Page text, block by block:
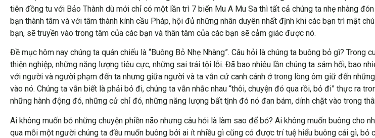
tiên đồng tu với Bảo Thành dù mới chỉ có một lần trì 7 biến Mu A Mu Sa thì tất cả chúng ta nhẹ nhàng
bạn thành tâm và với tâm thành kính cầu Pháp, hội đủ những nhân duyên nhất định khi các bạn trì mật
bạn, sẽ truyền vào trong tâm của các bạn và thân tâm của các bạn sẽ cảm giác được nó.
Đề mục hôm nay chúng ta quán chiếu là “Buông Bỏ Nhẹ Nhàng”. Câu hỏi là chúng ta buông bỏ gì?
thiện nghiệp, những năng lượng tiêu cực, những sai trái tội lỗi. Đã bao nhiêu lần chúng ta sám hối, bao
với người và người phạm đến ta nhưng giữa người và ta vẫn cứ canh cánh ở trong lòng ôm giữ đến
vào nó. Chúng ta vẫn biết là phải bỏ đi, chúng ta vẫn nhắc nhau “thôi, chuyện đó qua rồi, bỏ đi” thực ra
những hành động đó, những cử chỉ đó, những năng lượng bất tịnh đó nó đan bám, dính chặt vào trong
Ai không muốn bỏ những chuyện phiền não nhưng câu hỏi là làm sao để bỏ? Ai không muốn buông cho
qua mỗi một người chúng ta đều muốn buông bởi ai ít nhiều gì cũng có được trí tuệ hiểu buông cái gì, bỏ